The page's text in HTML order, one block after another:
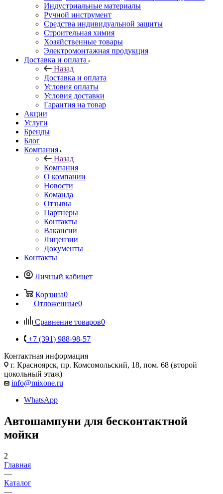
Индустриальные материалы
Ручной инструмент
Средства индивидуальной защиты
Строительная химия
Хозяйственные товары
Электромонтажная продукция
Доставка и оплата
Назад
Доставка и оплата
Условия оплаты
Условия доставки
Гарантия на товар
Акции
Услуги
Бренды
Блог
Компания
Назад
Компания
О компании
Новости
Команда
Отзывы
Партнеры
Контакты
Вакансии
Лицензии
Документы
Контакты
Личный кабинет
Корзина0
Отложенные0
Сравнение товаров0
+7 (391) 988-98-57
Контактная информация
г. Красноярск, пр. Комсомольский, 18, пом. 68 (второй
цокольный этаж)
info@mixone.ru
WhatsApp
Автошампуни для бесконтактной
мойки
2
Главная
—
Каталог
—